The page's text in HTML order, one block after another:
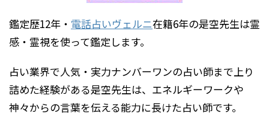
鑑定歴12年・ 電話占いヴェルニ在籍6年の是空先生は霊
感・霊視を使って鑑定します。
占い業界で人気・実力ナンバーワンの占い師まで上り
詰めた経験がある是空先生は、エネルギーワークや
神々からの言葉を伝える能力に長けた占い師です。